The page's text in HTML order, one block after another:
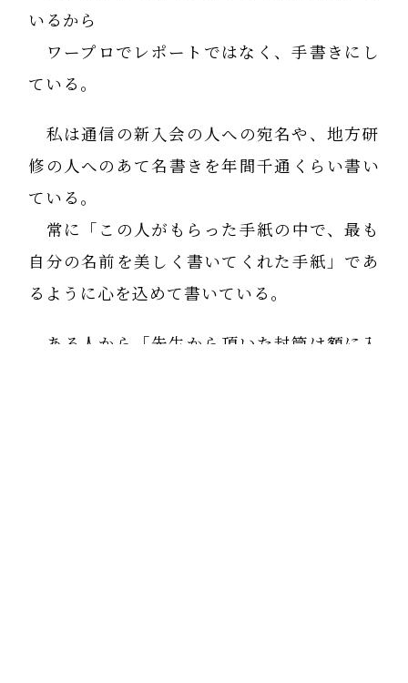
いるから
ワープロでレポートではなく、手書きにし
ている。
私は通信の新入会の人への宛名や、地方研
修の人へのあて名書きを年間千通くらい書い
ている。
常に「この人がもらった手紙の中で、最も
自分の名前を美しく書いてくれた手紙」であ
るように心を込めて書いている。
ある人から「先生から頂いた封筒は額に入